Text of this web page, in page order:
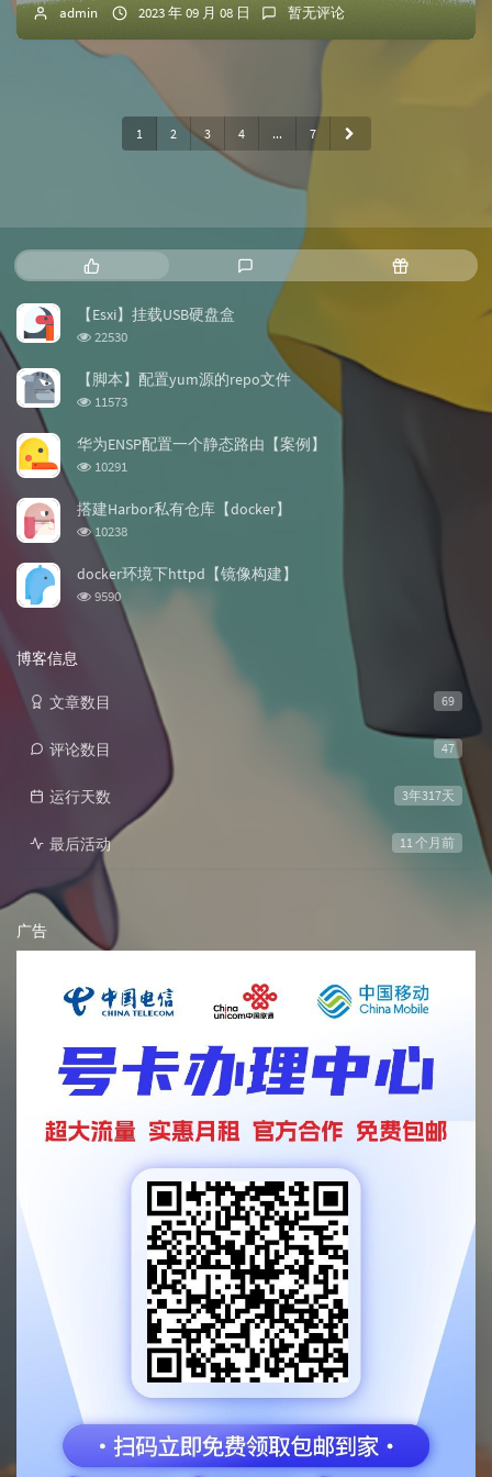
admin 2023 年 09 月 08 日 暂无评论
1 2 3 4 ... 7
热
门
文
章
新
随
机
【Esxi】挂载USB硬盘盒
浏
次
数:
22530
【脚本】配置yum源的repo文件
浏
次
数:
11573
华为ENSP配置一个静态路由【案例】
浏
次
数:
10291
搭建Harbor私有仓库【docker】
浏
览
次
10238
docker环境下httpd【镜像构建】
浏
9590
博客信息
69
文章数目
47
评论数目
3年317天
运行天数
11 个月前
最后活动
广告